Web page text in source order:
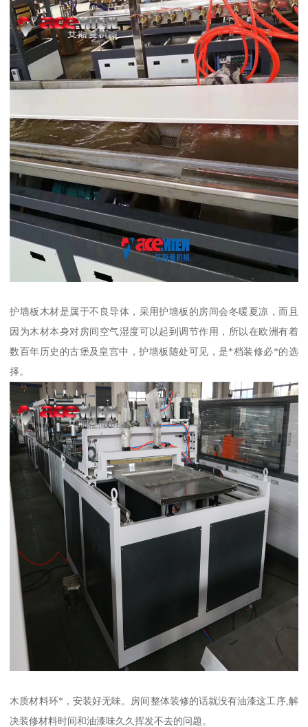
护墙板木材是属于不良导体，采用护墙板的房间会冬暖夏凉，而且
因为木材本身对房间空气湿度可以起到调节作用，所以在欧洲有着
数百年历史的古堡及皇宫中，护墙板随处可见，是*档装修必*的选
择。
木质材料环*，安装好无味。房间整体装修的话就没有油漆这工序,解
决装修材料时间和油漆味久久挥发不去的问题。